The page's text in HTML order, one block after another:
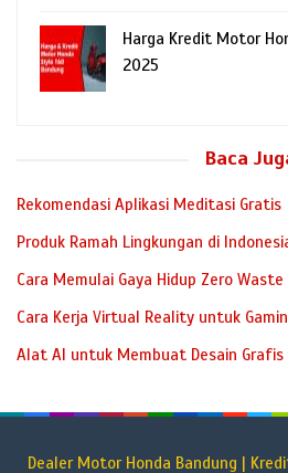
Harga Kredit Motor
2025
Baca
Rekomendasi Aplikasi Meditasi Gratis
Produk Ramah Lingkungan di
Cara Memulai Gaya Hidup Zero Waste
Cara Kerja Virtual Reality untuk
Alat AI untuk Membuat Desain Grafis
Dealer Motor Honda Bandung |